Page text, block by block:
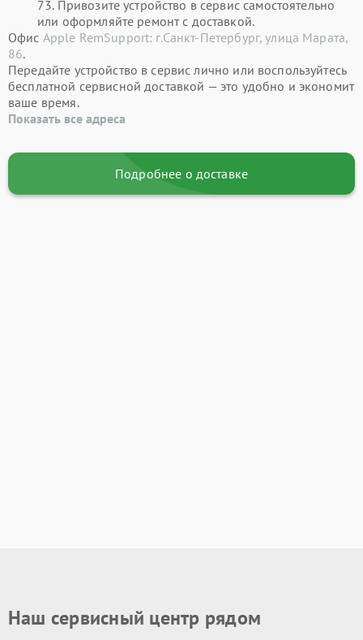
73. Привозите устройство в сервис самостоятельно
или оформляйте ремонт с доставкой.
Офис Apple RemSupport: г.Санкт-Петербург, улица Марата,
86.
Передайте устройство в сервис лично или воспользуйтесь
бесплатной сервисной доставкой — это удобно и экономит
ваше время.
Показать все адреса
Подробнее о доставке
Наш сервисный центр рядом